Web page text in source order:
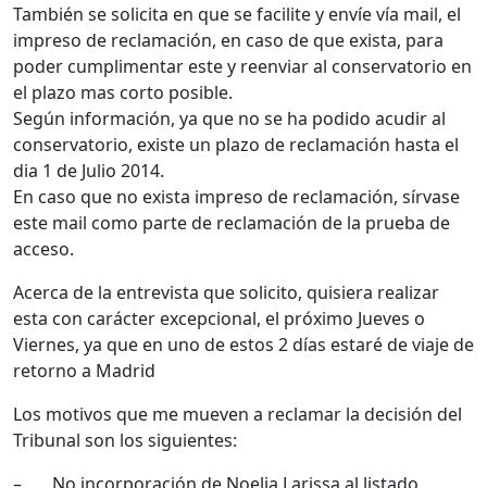
También se solicita en que se facilite y envíe vía mail, el
impreso de reclamación, en caso de que exista, para
poder cumplimentar este y reenviar al conservatorio en
el plazo mas corto posible.
Según información, ya que no se ha podido acudir al
conservatorio, existe un plazo de reclamación hasta el
dia 1 de Julio 2014.
En caso que no exista impreso de reclamación, sírvase
este mail como parte de reclamación de la prueba de
acceso.
Acerca de la entrevista que solicito, quisiera realizar
esta con carácter excepcional, el próximo Jueves o
Viernes, ya que en uno de estos 2 días estaré de viaje de
retorno a Madrid
Los motivos que me mueven a reclamar la decisión del
Tribunal son los siguientes: